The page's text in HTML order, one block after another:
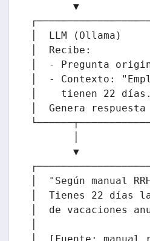
       ▼
│  LLM (Ollama)
│  Recibe:
│  - Pregunta
│  - Contexto:
│    tienen 22
│  Genera
       ▼
│  "Según manual
│  Tienes 22 días
│  de vacaciones